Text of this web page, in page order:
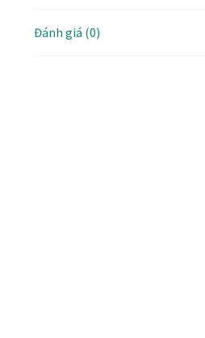
Đánh giá (0)